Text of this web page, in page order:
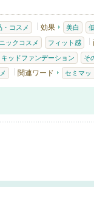
・コスメ 効果 美白
ックコスメ フィット感
キッドファンデーション そ
関連ワード セミマッ